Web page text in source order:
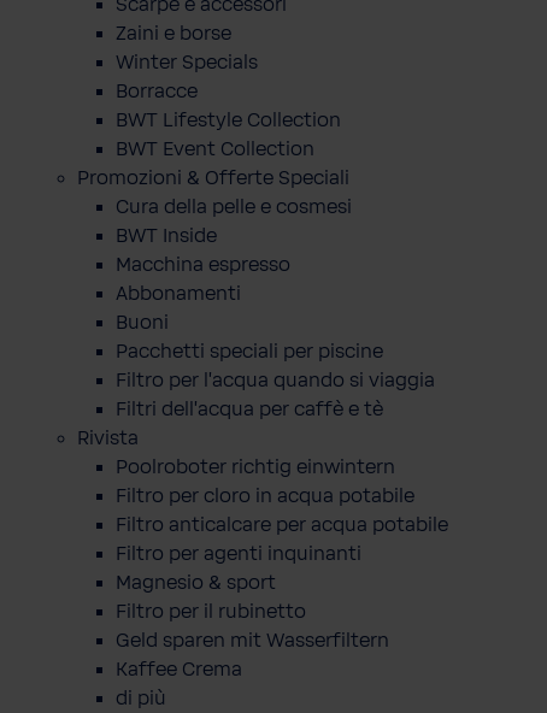
Scarpe e accessori
Zaini e borse
Winter Specials
Borracce
BWT Lifestyle Collection
BWT Event Collection
Promozioni & Offerte Speciali
Cura della pelle e cosmesi
BWT Inside
Macchina espresso
Abbonamenti
Buoni
Pacchetti speciali per piscine
Filtro per l'acqua quando si viaggia
Filtri dell'acqua per caffè e tè
Rivista
Poolroboter richtig einwintern
Filtro per cloro in acqua potabile
Filtro anticalcare per acqua potabile
Filtro per agenti inquinanti
Magnesio & sport
Filtro per il rubinetto
Geld sparen mit Wasserfiltern
Kaffee Crema
di più